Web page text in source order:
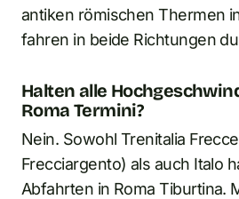
antiken römischen Thermen
fahren in beide Richtungen
Halten alle
Roma Termini?
Nein. Sowohl Trenitalia
Frecciargento) als auch Italo
Abfahrten in Roma Tiburtina.